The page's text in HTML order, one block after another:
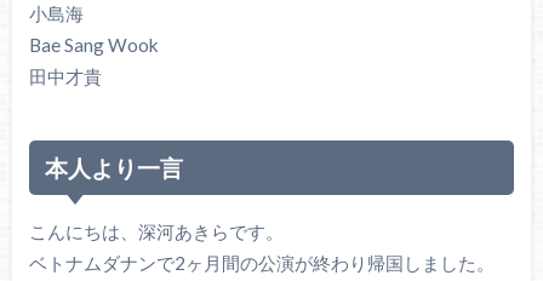
小島海
Bae Sang Wook
田中才貴
本人より一言
こんにちは、深河あきらです。
ベトナムダナンで2ヶ月間の公演が終わり帰国しました。